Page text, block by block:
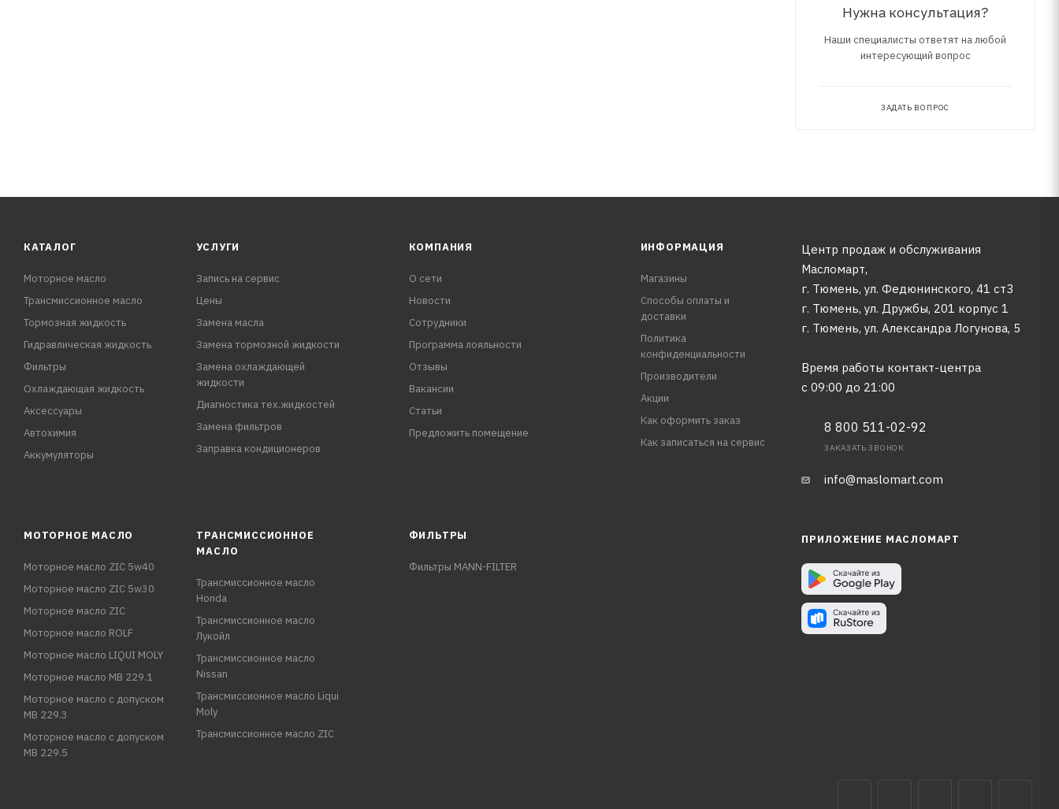
Нужна консультация?
Наши специалисты ответят на любой
интересующий вопрос
ЗАДАТЬ ВОПРОС
КАТАЛОГ
Моторное масло
Трансмиссионное масло
Тормозная жидкость
Гидравлическая жидкость
Фильтры
Охлаждающая жидкость
Аксессуары
Автохимия
Аккумуляторы
УСЛУГИ
Запись на сервис
Цены
Замена масла
Замена тормозной жидкости
Замена охлаждающей
жидкости
Диагностика тех.жидкостей
Замена фильтров
Заправка кондиционеров
КОМПАНИЯ
О сети
Новости
Сотрудники
Программа лояльности
Отзывы
Вакансии
Статьи
Предложить помещение
ИНФОРМАЦИЯ
Магазины
Способы оплаты и
доставки
Политика
конфиденциальности
Производители
Акции
Как оформить заказ
Как записаться на сервис
Центр продаж и обслуживания
Масломарт,
г. Тюмень, ул. Федюнинского, 41 ст3
г. Тюмень, ул. Дружбы, 201 корпус 1
г. Тюмень, ул. Александра Логунова, 5
Время работы контакт-центра
с 09:00 до 21:00
8 800 511-02-92
ЗАКАЗАТЬ ЗВОНОК
info@maslomart.com
МОТОРНОЕ МАСЛО
Моторное масло ZIC 5w40
Моторное масло ZIC 5w30
Моторное масло ZIC
Моторное масло ROLF
Моторное масло LIQUI MOLY
Моторное масло MB 229.1
Моторное масло с допуском
MB 229.3
Моторное масло с допуском
MB 229.5
ТРАНСМИССИОННОЕ
МАСЛО
Трансмиссионное масло
Honda
Трансмиссионное масло
Лукойл
Трансмиссионное масло
Nissan
Трансмиссионное масло Liqui
Moly
Трансмиссионное масло ZIC
ФИЛЬТРЫ
Фильтры MANN-FILTER
ПРИЛОЖЕНИЕ МАСЛОМАРТ